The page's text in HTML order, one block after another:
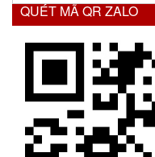
QUÉT MÃ QR ZALO